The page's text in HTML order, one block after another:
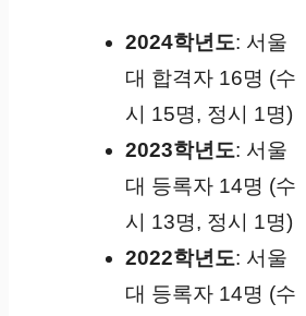
2024학년도: 서울
대 합격자 16명 (수
시 15명, 정시 1명)
2023학년도: 서울
대 등록자 14명 (수
시 13명, 정시 1명)
2022학년도: 서울
대 등록자 14명 (수